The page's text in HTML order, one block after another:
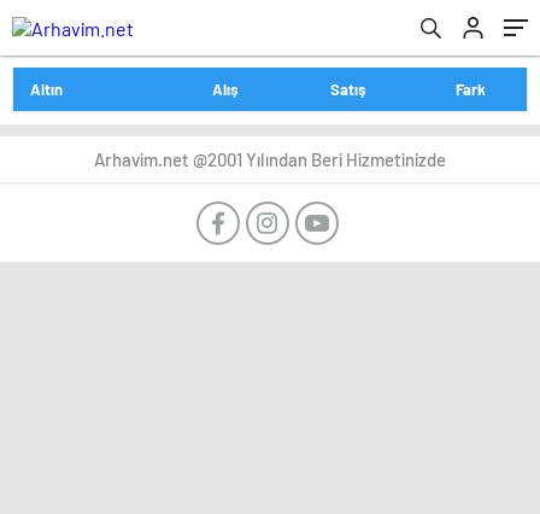
Altın Alış Satış Fark
Arhavim.net @2001 Yılından Beri Hizmetinizde